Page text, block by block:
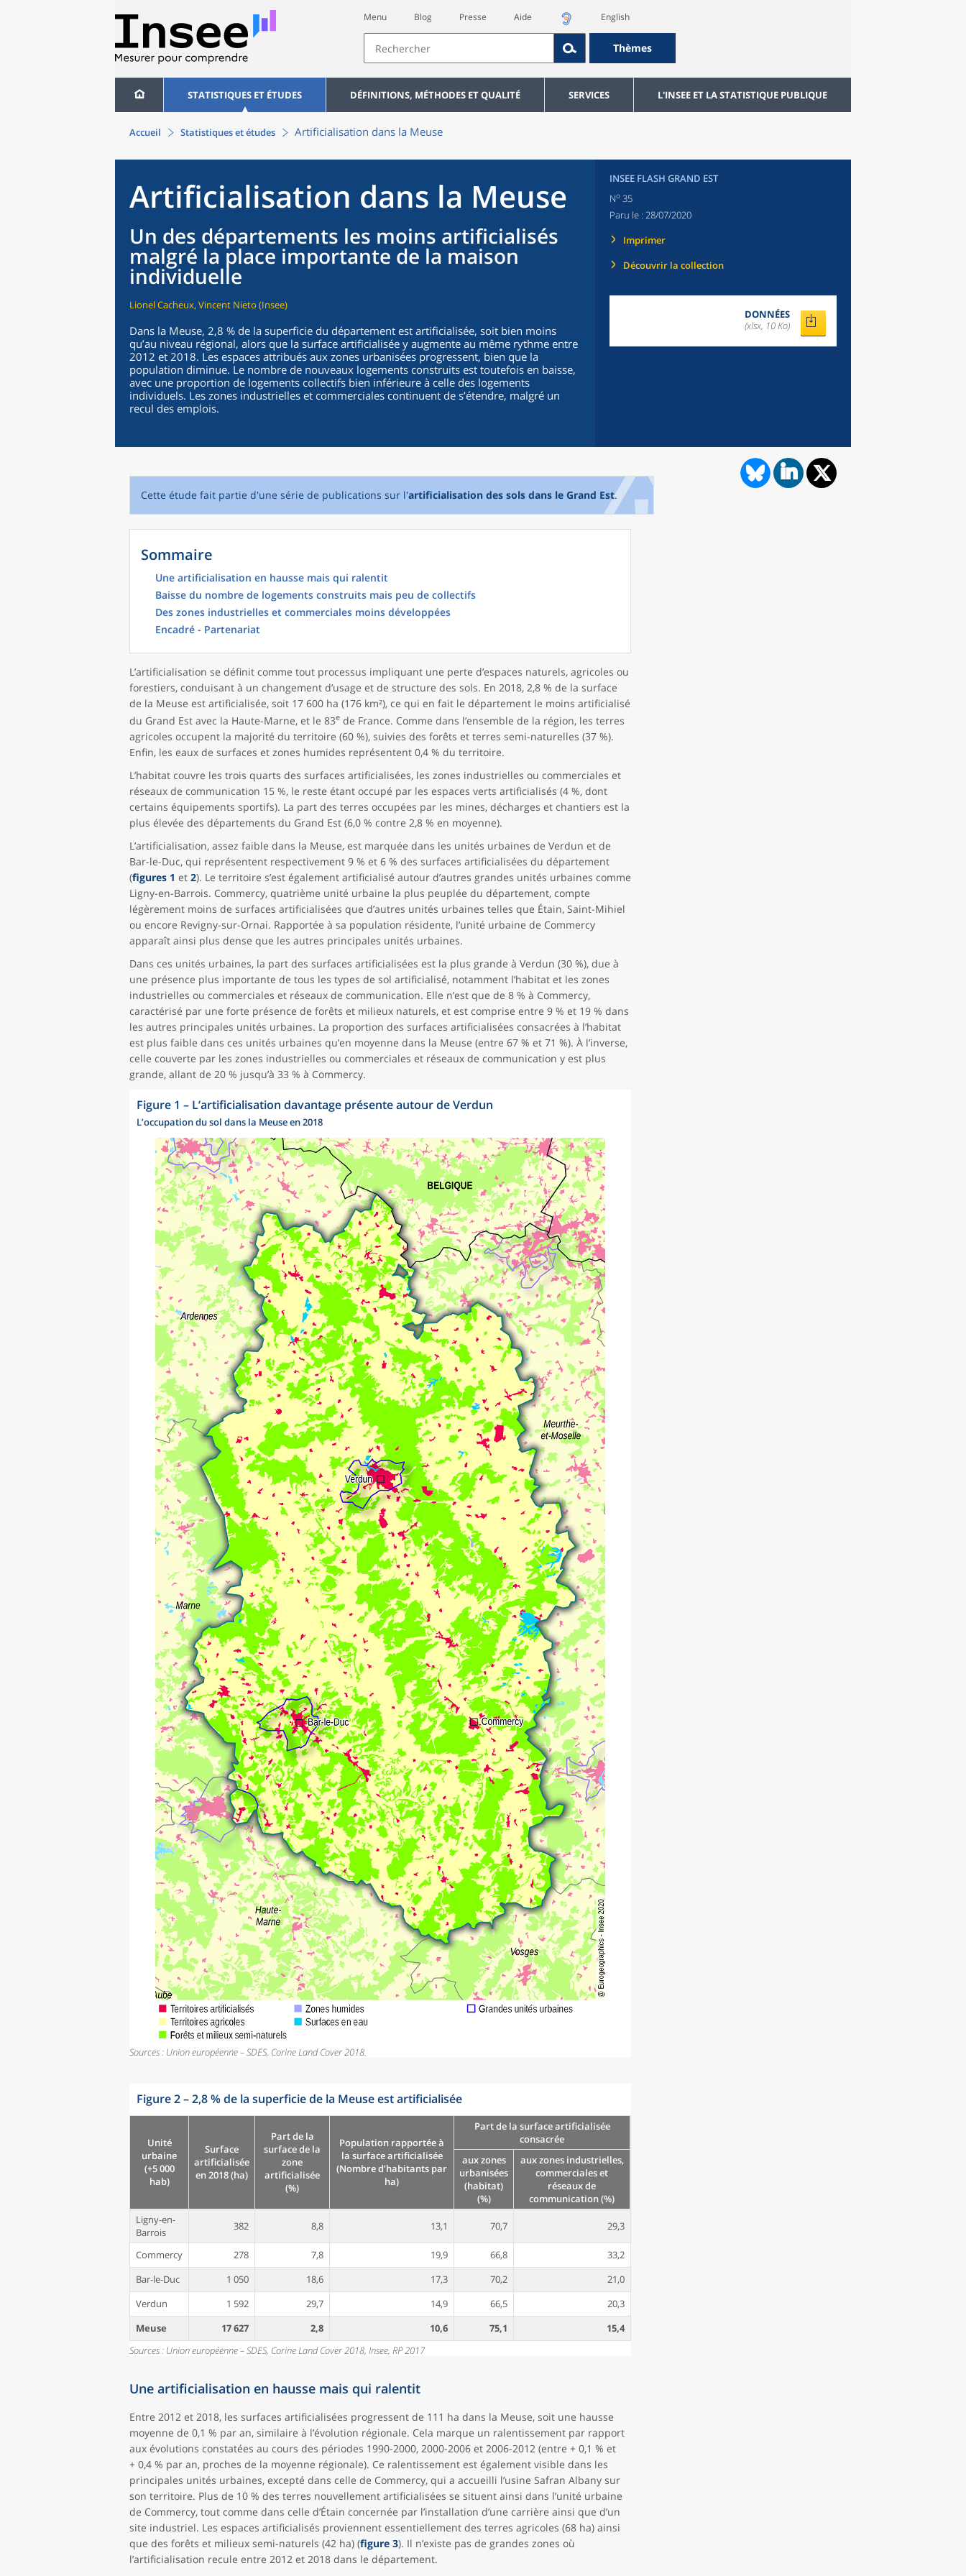
Menu Blog Presse Aide English
Thèmes
STATISTIQUES ET ÉTUDES DÉFINITIONS, MÉTHODES ET QUALITÉ SERVICES L'INSEE ET LA STATISTIQUE PUBLIQUE
Accueil Statistiques et études Artificialisation dans la Meuse
Artificialisation dans la Meuse
Un des départements les moins artificialisés
malgré la place importante de la maison
individuelle
Lionel Cacheux, Vincent Nieto (Insee)
Dans la Meuse, 2,8 % de la superficie du département est artificialisée, soit bien moins
qu’au niveau régional, alors que la surface artificialisée y augmente au même rythme entre
2012 et 2018. Les espaces attribués aux zones urbanisées progressent, bien que la
population diminue. Le nombre de nouveaux logements construits est toutefois en baisse,
avec une proportion de logements collectifs bien inférieure à celle des logements
individuels. Les zones industrielles et commerciales continuent de s’étendre, malgré un
recul des emplois.
INSEE FLASH GRAND EST
No 35
Paru le : 28/07/2020
Imprimer
Découvrir la collection
DONNÉES
(xlsx, 10 Ko)
Cette étude fait partie d'une série de publications sur l'artificialisation des sols dans le Grand Est.
Sommaire
Une artificialisation en hausse mais qui ralentit
Baisse du nombre de logements construits mais peu de collectifs
Des zones industrielles et commerciales moins développées
Encadré - Partenariat
L’artificialisation se définit comme tout processus impliquant une perte d’espaces naturels, agricoles ou
forestiers, conduisant à un changement d’usage et de structure des sols. En 2018, 2,8 % de la surface
de la Meuse est artificialisée, soit 17 600 ha (176 km²), ce qui en fait le département le moins artificialisé
du Grand Est avec la Haute-Marne, et le 83e de France. Comme dans l’ensemble de la région, les terres
agricoles occupent la majorité du territoire (60 %), suivies des forêts et terres semi-naturelles (37 %).
Enfin, les eaux de surfaces et zones humides représentent 0,4 % du territoire.
L’habitat couvre les trois quarts des surfaces artificialisées, les zones industrielles ou commerciales et
réseaux de communication 15 %, le reste étant occupé par les espaces verts artificialisés (4 %, dont
certains équipements sportifs). La part des terres occupées par les mines, décharges et chantiers est la
plus élevée des départements du Grand Est (6,0 % contre 2,8 % en moyenne).
L’artificialisation, assez faible dans la Meuse, est marquée dans les unités urbaines de Verdun et de
Bar-le-Duc, qui représentent respectivement 9 % et 6 % des surfaces artificialisées du département
(figures 1 et 2). Le territoire s’est également artificialisé autour d’autres grandes unités urbaines comme
Ligny-en-Barrois. Commercy, quatrième unité urbaine la plus peuplée du département, compte
légèrement moins de surfaces artificialisées que d’autres unités urbaines telles que Étain, Saint-Mihiel
ou encore Revigny-sur-Ornai. Rapportée à sa population résidente, l’unité urbaine de Commercy
apparaît ainsi plus dense que les autres principales unités urbaines.
Dans ces unités urbaines, la part des surfaces artificialisées est la plus grande à Verdun (30 %), due à
une présence plus importante de tous les types de sol artificialisé, notamment l’habitat et les zones
industrielles ou commerciales et réseaux de communication. Elle n’est que de 8 % à Commercy,
caractérisé par une forte présence de forêts et milieux naturels, et est comprise entre 9 % et 19 % dans
les autres principales unités urbaines. La proportion des surfaces artificialisées consacrées à l’habitat
est plus faible dans ces unités urbaines qu’en moyenne dans la Meuse (entre 67 % et 71 %). À l’inverse,
celle couverte par les zones industrielles ou commerciales et réseaux de communication y est plus
grande, allant de 20 % jusqu’à 33 % à Commercy.
Figure 1 – L’artificialisation davantage présente autour de Verdun
L’occupation du sol dans la Meuse en 2018
Sources : Union européenne – SDES, Corine Land Cover 2018.
Figure 2–2,8 % de la superficie de la Meuse est artificialisée
Unité
urbaine
(+5 000
hab)
Surface
artificialisée
en 2018 (ha)
Part de la
surface de la
zone
artificialisée
(%)
Population rapportée à
la surface artificialisée
(Nombre d’habitants par
ha)
Part de la surface artificialisée
consacrée
aux zones
urbanisées
(habitat)
(%)
aux zones industrielles,
commerciales et
réseaux de
communication (%)
Ligny-en-
Barrois
382 8,8 13,1 70,7 29,3
Commercy 278 7,8 19,9 66,8
33,2
Bar-le-Duc
1 050 18,6 17,3 70,2
21,0
Verdun
1 592 29,7 14,9 66,5
20,3
Meuse
17 627 2,8 10,6 75,1
15,4
Sources : Union européenne – SDES, Corine Land Cover 2018, Insee, RP 2017
Une artificialisation en hausse mais qui ralentit
Entre 2012 et 2018, les surfaces artificialisées progressent de 111 ha dans la Meuse, soit une hausse
moyenne de 0,1 % par an, similaire à l’évolution régionale. Cela marque un ralentissement par rapport
aux évolutions constatées au cours des périodes 1990-2000, 2000-2006 et 2006-2012 (entre + 0,1 % et
+ 0,4 % par an, proches de la moyenne régionale). Ce ralentissement est également visible dans les
principales unités urbaines, excepté dans celle de Commercy, qui a accueilli l’usine Safran Albany sur
son territoire. Plus de 10 % des terres nouvellement artificialisées se situent ainsi dans l’unité urbaine
de Commercy, tout comme dans celle d’Étain concernée par l’installation d’une carrière ainsi que d’un
site industriel. Les espaces artificialisés proviennent essentiellement des terres agricoles (68 ha) ainsi
que des forêts et milieux semi-naturels (42 ha) (figure 3). Il n’existe pas de grandes zones où
l’artificialisation recule entre 2012 et 2018 dans le département.